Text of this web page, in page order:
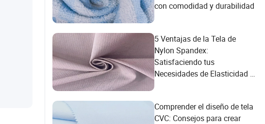
con comodidad y durabilidad
5 Ventajas de la Tela de
Nylon Spandex:
Satisfaciendo tus
Necesidades de Elasticidad y
Comprender el diseño de tela
CVC: Consejos para crear